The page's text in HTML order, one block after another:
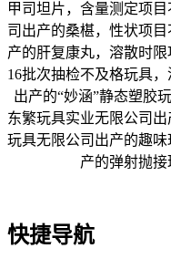
甲司坦片，含量测定项
司出产的桑椹，性状项
产的肝复康丸，溶散时
16批次抽检不及格玩具
出产的“妙涵”静态塑胶
东繁玩具实业无限公司
玩具无限公司出产的趣
产的弹射抛接
快捷导航